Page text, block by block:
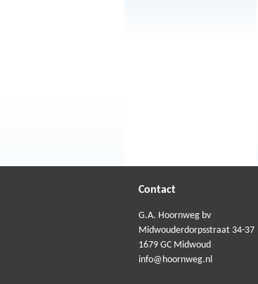
Contact
G.A. Hoornweg bv
Midwouderdorpsstraat 34-37
1679 GC Midwoud
info@hoornweg.nl